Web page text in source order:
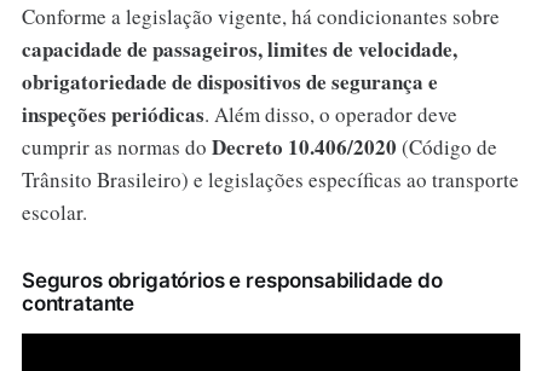
Conforme a legislação vigente, há condicionantes sobre
capacidade de passageiros, limites de velocidade,
obrigatoriedade de dispositivos de segurança e
inspeções periódicas. Além disso, o operador deve
cumprir as normas do Decreto 10.406/2020 (Código de
Trânsito Brasileiro) e legislações específicas ao transporte
escolar.
Seguros obrigatórios e responsabilidade do
contratante